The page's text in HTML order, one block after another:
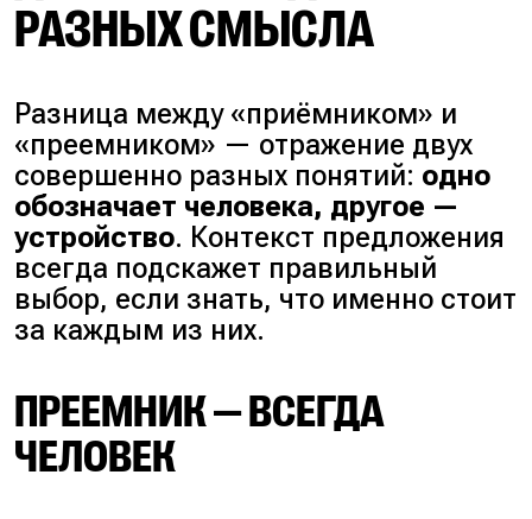
РАЗНЫХ СМЫСЛА
Разница между «приёмником» и
«преемником» — отражение двух
совершенно разных понятий: одно
обозначает человека, другое —
устройство. Контекст предложения
всегда подскажет правильный
выбор, если знать, что именно стоит
за каждым из них.
ПРЕЕМНИК — ВСЕГДА
ЧЕЛОВЕК